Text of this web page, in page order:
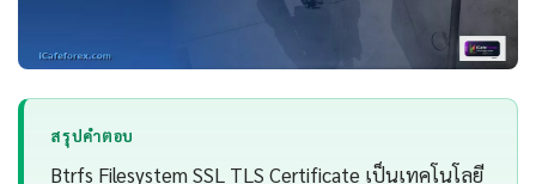
สรุปคำตอบ
Btrfs Filesystem SSL TLS Certificate เป็นเทคโนโลยี